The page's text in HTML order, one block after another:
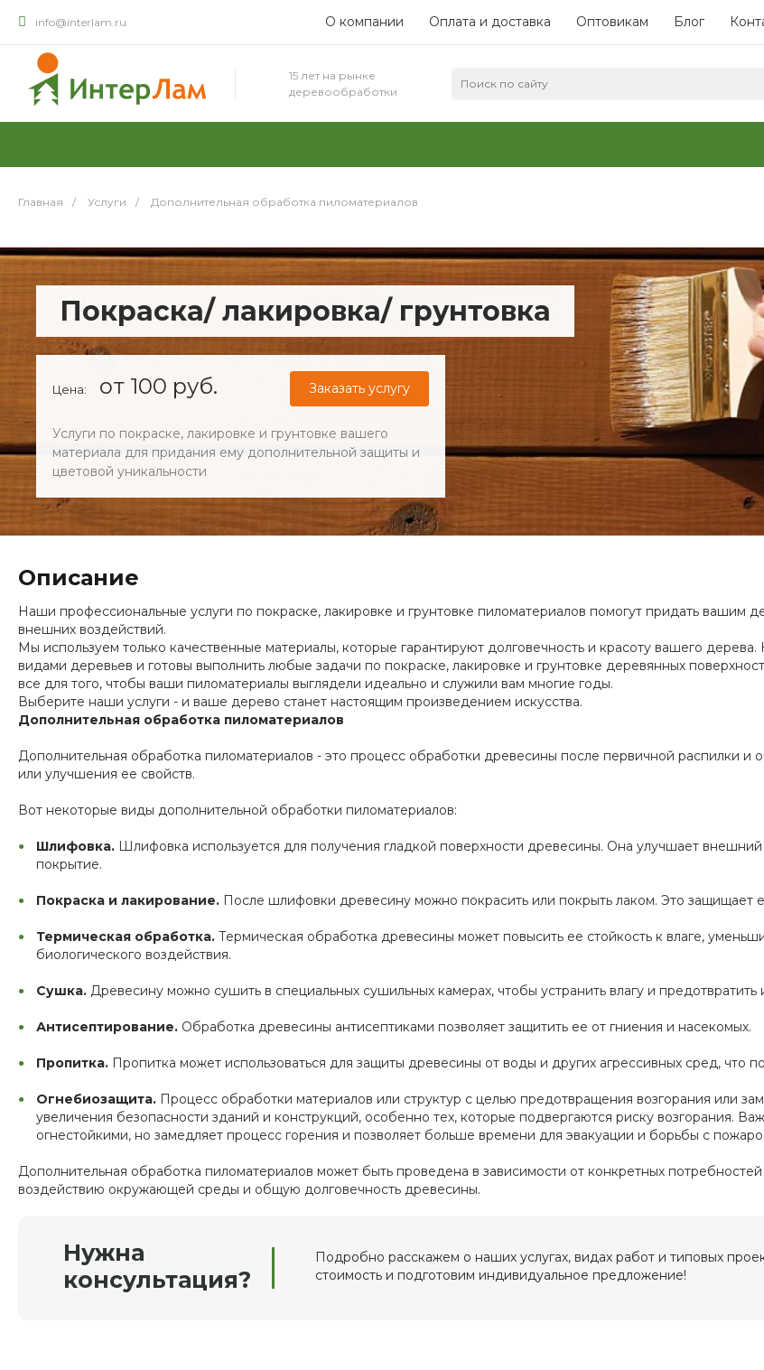
info@interlam.ru О компании Оплата и доставка Оптовикам Блог
15 лет на рынке
деревообработки
Главная / Услуги / Дополнительная обработка пиломатериалов
Покраска/ лакировка/ грунтовка
Цена: от 100 руб. Заказать услугу
Услуги по покраске, лакировке и грунтовке вашего
материала для придания ему дополнительной защиты и
цветовой уникальности
Описание
Наши профессиональные услуги по покраске, лакировке и грунтовке пиломатериалов помогут придать
внешних воздействий.
Мы используем только качественные материалы, которые гарантируют долговечность и красоту вашего
видами деревьев и готовы выполнить любые задачи по покраске, лакировке и грунтовке деревянных
все для того, чтобы ваши пиломатериалы выглядели идеально и служили вам многие годы.
Выберите наши услуги - и ваше дерево станет настоящим произведением искусства.
Дополнительная обработка пиломатериалов
Дополнительная обработка пиломатериалов - это процесс обработки древесины после первичной распилки и
или улучшения ее свойств.
Вот некоторые виды дополнительной обработки пиломатериалов:
Шлифовка. Шлифовка используется для получения гладкой поверхности древесины. Она улучшает
покрытие.
Покраска и лакирование. После шлифовки древесину можно покрасить или покрыть лаком. Это защищает
Термическая обработка. Термическая обработка древесины может повысить ее стойкость к влаге,
биологического воздействия.
Сушка. Древесину можно сушить в специальных сушильных камерах, чтобы устранить влагу и
Антисептирование. Обработка древесины антисептиками позволяет защитить ее от гниения и насекомых.
Пропитка. Пропитка может использоваться для защиты древесины от воды и других агрессивных сред, что
Огнебиозащита. Процесс обработки материалов или структур с целью предотвращения возгорания или
увеличения безопасности зданий и конструкций, особенно тех, которые подвергаются риску возгорания.
огнестойкими, но замедляет процесс горения и позволяет больше времени для эвакуации и борьбы с
Дополнительная обработка пиломатериалов может быть проведена в зависимости от конкретных
воздействию окружающей среды и общую долговечность древесины.
Нужна
консультация?
Подробно расскажем о наших услугах, видах работ и типовых
стоимость и подготовим индивидуальное предложение!